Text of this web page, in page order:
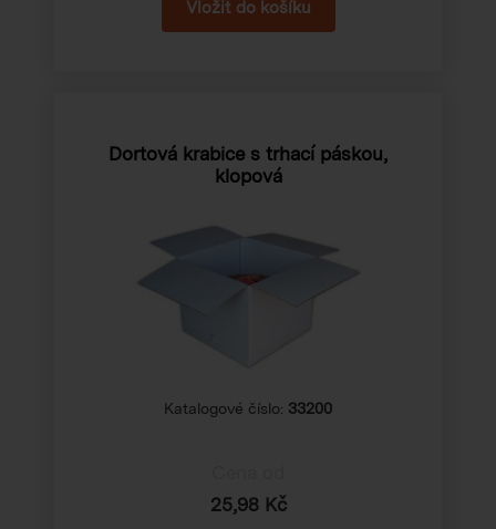
Dortová krabice s trhací páskou,
klopová
Katalogové číslo: 33200
25,98 Kč